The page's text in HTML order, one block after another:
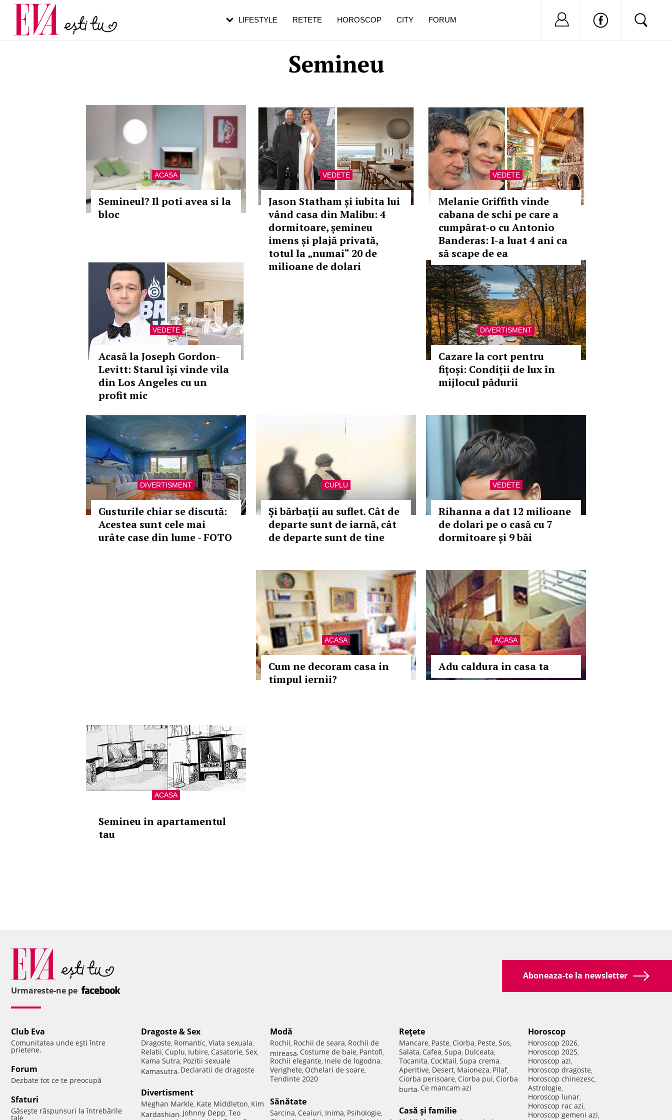
Semineu
ACASA
Semineul? Il poti avea si la
bloc
VEDETE
Jason Statham și iubita lui
vând casa din Malibu: 4
dormitoare, șemineu
imens și plajă privată,
totul la „numai“ 20 de
milioane de dolari
VEDETE
Melanie Griffith vinde
cabana de schi pe care a
cumpărat-o cu Antonio
Banderas: I-a luat 4 ani ca
să scape de ea
VEDETE
Acasă la Joseph Gordon-
Levitt: Starul își vinde vila
din Los Angeles cu un
profit mic
DIVERTISMENT
Cazare la cort pentru
fițoși: Condiții de lux în
mijlocul pădurii
DIVERTISMENT
Gusturile chiar se discută:
Acestea sunt cele mai
urâte case din lume - FOTO
CUPLU
Şi bărbaţii au suflet. Cât de
departe sunt de iarnă, cât
de departe sunt de tine
VEDETE
Rihanna a dat 12 milioane
de dolari pe o casă cu 7
dormitoare și 9 băi
ACASA
Cum ne decoram casa in
timpul iernii?
ACASA
Adu caldura in casa ta
ACASA
Semineu in apartamentul
tau
LIFESTYLE RETETE HOROSCOP CITY FORUM Nu ai cont?
Carieră
Actualitate
pe măsură ce înaintezi în vârstă
de dureroasă este investigația
Aboneaza-te la newsletter
Urmareste-ne pe
Club Eva
Comunitatea unde eşti între
prietene.
Forum
Dezbate tot ce te preocupă
Sfaturi
Găseşte răspunsuri la întrebările
tale
Dragoste & Sex
Dragoste, Romantic, Viata sexuala,
Relatii, Cuplu, Iubire, Casatorie, Sex,
Kama Sutra, Pozitii sexuale
Kamasutra, Declaratii de dragoste
Divertisment
Meghan Markle, Kate Middleton, Kim
Kardashian, Johnny Depp, Teo
Modă
Rochii, Rochii de seara, Rochii de
mireasa, Costume de baie, Pantofi,
Rochii elegante, Inele de logodna,
Verighete, Ochelari de soare,
Tendinte 2020
Sănătate
Sarcina, Ceaiuri, Inima, Psihologie,
Reţete
Mancare, Paste, Ciorba, Peste, Sos,
Salata, Cafea, Supa, Dulceata,
Tocanita, Cocktail, Supa crema,
Aperitive, Desert, Maioneza, Pilaf,
Ciorba perisoare, Ciorba pui, Ciorba
burta, Ce mancam azi
Casă şi familie
Horoscop
Horoscop 2026,
Horoscop 2025,
Horoscop azi,
Horoscop dragoste,
Horoscop chinezesc,
Astrologie,
Horoscop lunar,
Horoscop rac azi,
Horoscop gemeni azi,